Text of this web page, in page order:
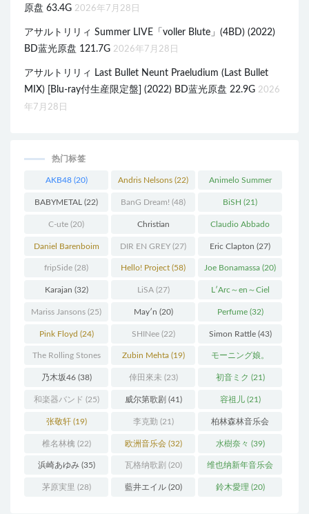
原盘 63.4G 2026年7月28日
アサルトリリィ Summer LIVE「voller Blute」(4BD) (2022)
BD蓝光原盘 121.7G 2026年7月28日
アサルトリリィ Last Bullet Neunt Praeludium (Last Bullet
MIX) [Blu-ray付生産限定盤] (2022) BD蓝光原盘 22.9G 2026
年7月28日
热门标签
AKB48(20) Andris Nelsons (22) Animelo Summer
Live (34)
BABYMETAL (22) BanG Dream! (48) BiSH (21)
C-ute (20) Christian
Thielemann(36)
Claudio Abbado
(25)
Daniel Barenboim
(37)
DIR EN GREY (27) Eric Clapton (27)
fripSide (28) Hello! Project (58) Joe Bonamassa (20)
Karajan (32) LiSA(27) L′Arc～en～Ciel
(41)
Mariss Jansons (25) May′n (20) Perfume(32)
Pink Floyd (24) SHINee(22) Simon Rattle(43)
The Rolling Stones
(30)
Zubin Mehta(19) モーニング娘。
(27)
乃木坂46(38) 倖田來未 (23) 初音ミク (21)
和楽器バンド (25) 威尔第歌剧 (41) 容祖儿(21)
张敬轩(19) 李克勤 (21) 柏林森林音乐会
(22)
椎名林檎 (22) 欧洲音乐会(32) 水樹奈々 (39)
浜崎あゆみ(35) 瓦格纳歌剧 (20) 维也纳新年音乐会
(19)
茅原実里 (28) 藍井エイル(20) 鈴木愛理 (20)